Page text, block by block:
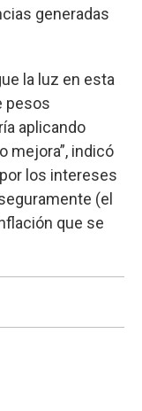
generadas
la luz en esta
pesos
aplicando
mejora”, indicó
los intereses
(el
que se